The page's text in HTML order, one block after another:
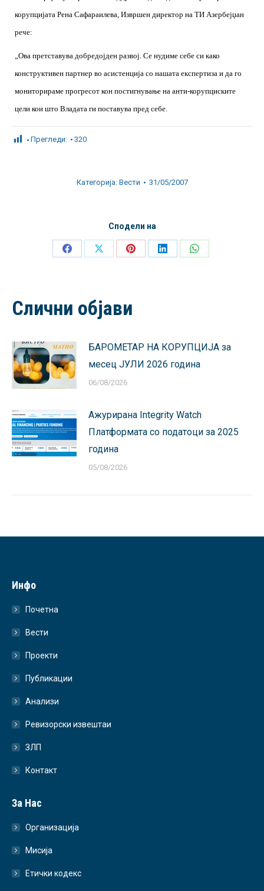
корупцијата Рена Сафараилева, Извршен директор на ТИ Азербејџан
рече:
„Ова претставува добредојден развој. Се нудиме себе си како
конструктивен партнер во асистенција со нашата експертиза и да го
мониторираме прогресот кон постигнување на анти-корупциските
цели кои што Владата ги поставува пред себе.
Прегледи: 320
Категорија: Вести 31/05/2007
Сподели на
Share
Share
Share
Share
Share
Слични објави
БАРОМЕТАР НА КОРУПЦИЈА за
месец ЈУЛИ 2026 година
06/08/2026
Ажурирана Integrity Watch
Платформата со податоци за 2025
година
05/08/2026
Инфо
Почетна
Вести
Проекти
Публикации
Анализи
Ревизорски извештаи
ЗЛП
Контакт
За Нас
Организација
Мисија
Етички кодекс